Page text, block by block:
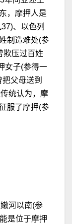
，摩押人是
、以色列
制造难处(参
欺压过百姓
女子(参得一
父母送到
统认为，摩
服了摩押(参
河以南(参
是位于摩押